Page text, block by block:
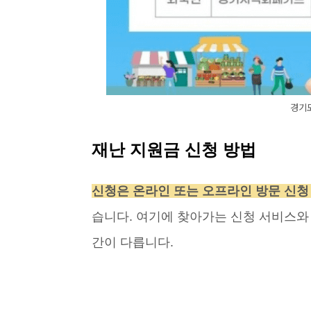
경기
재난 지원금 신청 방법
신청은 온라인 또는 오프라인 방문 신
습니다. 여기에 찾아가는 신청 서비스
간이 다릅니다.